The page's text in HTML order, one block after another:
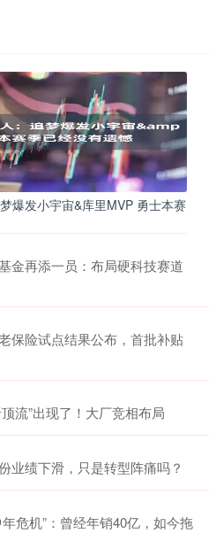
爆发小宇宙&库里MVP 勇士本赛
金再添一员：布局硬科技赛道
保险试点结果公布，首批补贴
流”出现了！大厂竞相布局
业绩下滑，只是转型阵痛吗？
危机”：曾经年销40亿，如今拖